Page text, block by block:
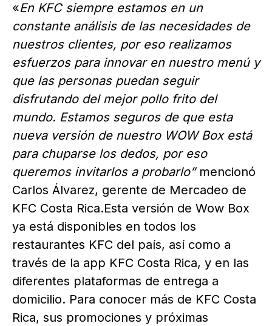
«En KFC siempre estamos en un
constante análisis de las necesidades de
nuestros clientes, por eso realizamos
esfuerzos para innovar en nuestro menú y
que las personas puedan seguir
disfrutando del mejor pollo frito del
mundo. Estamos seguros de que esta
nueva versión de nuestro WOW Box está
para chuparse los dedos, por eso
queremos invitarlos a probarlo” mencionó
Carlos Álvarez, gerente de Mercadeo de
KFC Costa Rica.Esta versión de Wow Box
ya está disponibles en todos los
restaurantes KFC del país, así como a
través de la app KFC Costa Rica, y en las
diferentes plataformas de entrega a
domicilio. Para conocer más de KFC Costa
Rica, sus promociones y próximas